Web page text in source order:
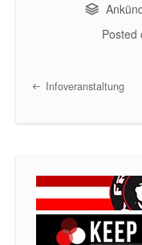
Posted
Post navigation
Infoveranstaltung